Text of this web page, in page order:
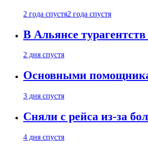
2 года спустя2 года спустя
В Альянсе
2 дня спустя
Основными
3 дня спустя
Сняли с рейса из-за
4 дня спустя